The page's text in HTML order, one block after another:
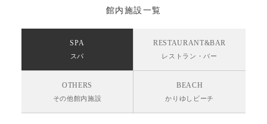
館内施設一覧
SPA
スパ
RESTAURANT&BAR
レストラン・バー
OTHERS
その他館内施設
BEACH
かりゆしビーチ